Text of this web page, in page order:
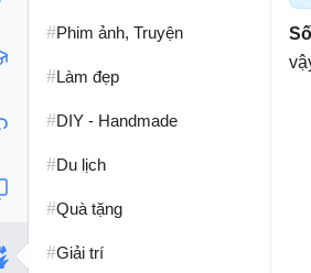
#Phim ảnh, Truyện
#Làm đẹp
#DIY - Handmade
#Du lịch
#Quà tặng
#Giải trí